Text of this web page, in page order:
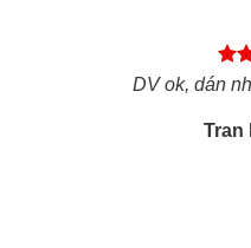
DV ok, dán
Tran